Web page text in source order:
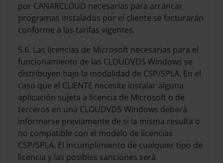
por CANARCLOUD necesarias para arrancar
programas instalados por el cliente se facturarán
conforme a las tarifas vigentes.
5.6. Las licencias de Microsoft necesarias para el
funcionamiento de las CLOUDVDS Windows se
distribuyen bajo la modalidad de CSP/SPLA. En el
caso que el CLIENTE necesite instalar alguna
aplicación sujeta a licencia de Microsoft o de
terceros en una CLOUDVDS Windows deberá
informarse previamente de si la misma resulta o
no compatible con el modelo de licencias
CSP/SPLA. El incumplimiento de cualquier tipo de
licencia y las posibles sanciones será